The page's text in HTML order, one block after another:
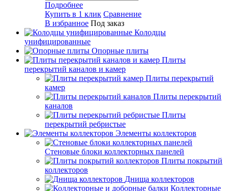
Подробнее
Купить в 1 клик Сравнение
В избранное Под заказ
Колодцы
унифицированные
Опорные плиты
Плиты
перекрытий каналов и камер
Плиты перекрытий
камер
Плиты перекрытий
каналов
Плиты
перекрытий ребристые
Элементы коллекторов
Стеновые блоки коллекторных панелей
Плиты покрытий
коллекторов
Днища коллекторов
Коллекторные